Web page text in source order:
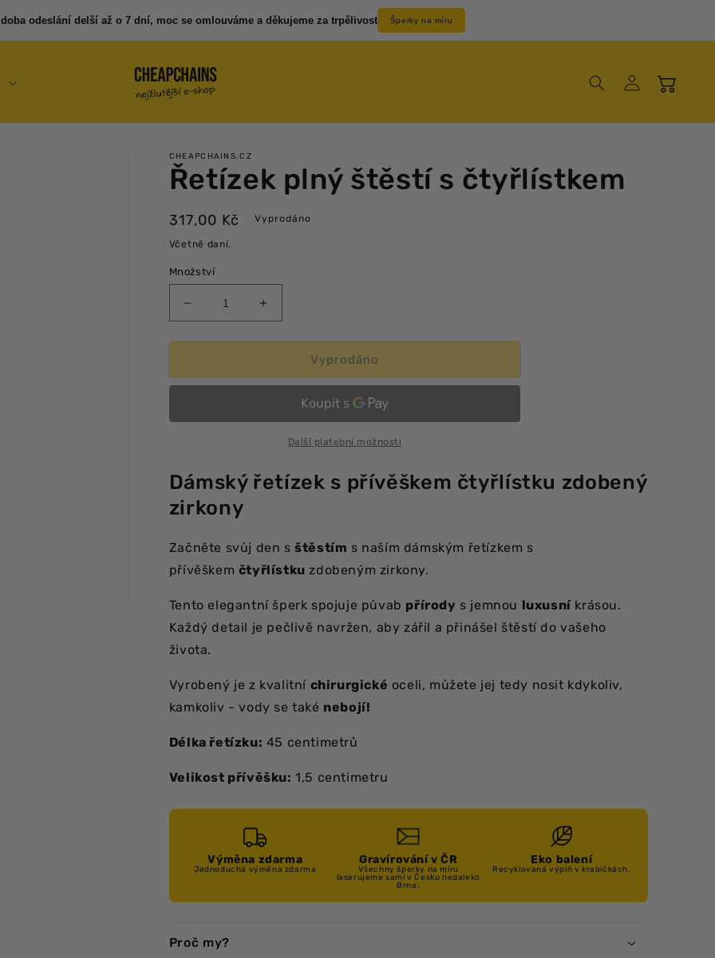
odeslání delší až o 7 dní, moc se omlouváme a děkujeme za trpělivost Šperky na míru
Přihlásit
Košík
CHEAPCHAINS.CZ
Řetízek plný štěstí s čtyřlístkem
Běžná
cena
317,00 Kč Vyprodáno
Včetně daní.
Množství
množství
produktu
plný
čtyřlístkem
Zvýšit
množství
produktu
plný
čtyřlístkem
Vyprodáno
Další platební možnosti
Dámský řetízek s přívěškem čtyřlístku zdobený
zirkony
Začněte svůj den sštěstím s naším dámským řetízkem s
přívěškem čtyřlístku zdobeným zirkony.
Tento elegantní šperk spojuje půvab přírody s jemnou luxusníkrásou.
Každý detail je pečlivě navržen, aby zářil a přinášel štěstí do vašeho
života.
Vyrobený je z kvalitní chirurgické oceli, můžete jej tedy nosit kdykoliv,
kamkoliv - vody se také nebojí!
Délka řetízku: 45 centimetrů
Velikost přívěšku: 1,5 centimetru
Výměna zdarma
Jednoduchá výměna zdarma
Gravírování v ČR
Všechny šperky na míru
laserujeme sami v Česku nedaleko
Brna.
Eko balení
Recyklovaná výplň v krabičkách.
Proč my?